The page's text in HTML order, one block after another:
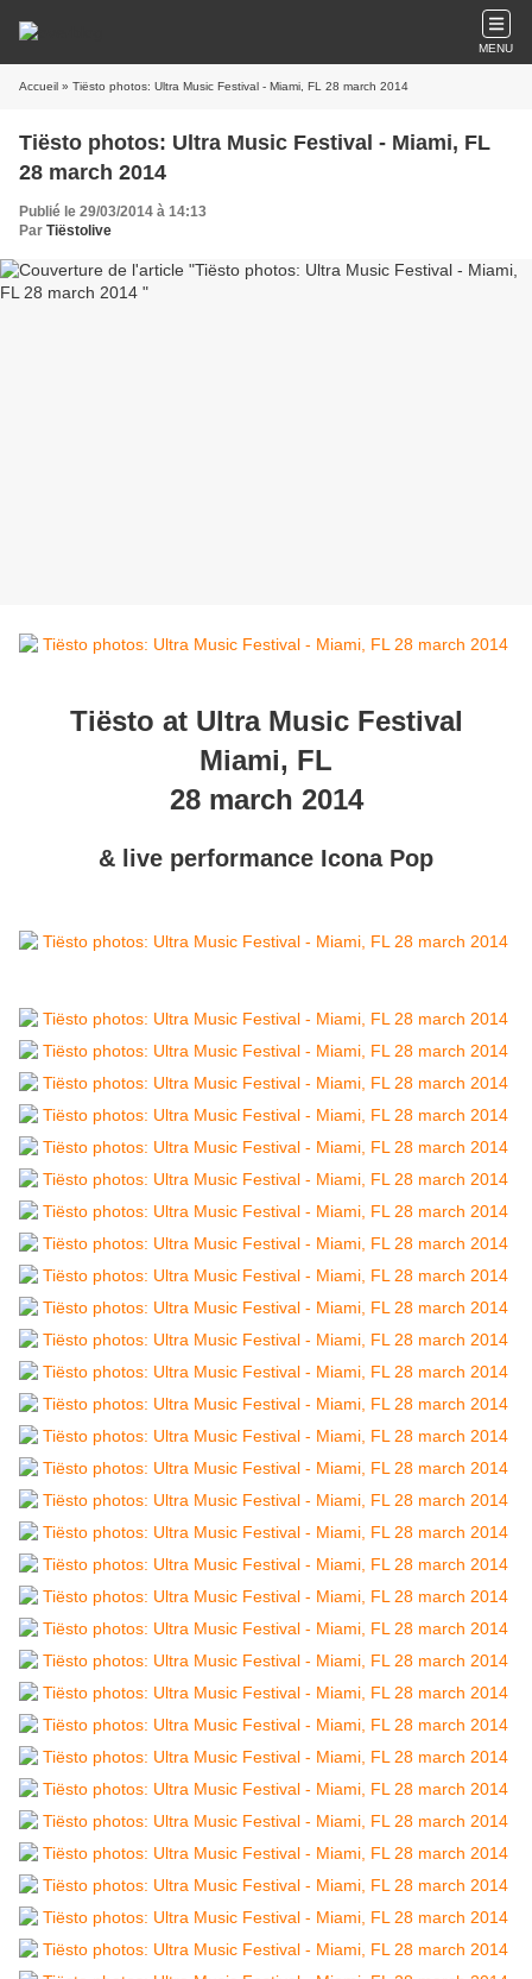
MENU
Accueil » Tiësto photos: Ultra Music Festival - Miami, FL 28 march 2014
Tiësto photos: Ultra Music Festival - Miami, FL
28 march 2014
Publié le 29/03/2014 à 14:13
Par Tiëstolive
Tiësto at Ultra Music Festival
Miami, FL
28 march 2014
& live performance Icona Pop